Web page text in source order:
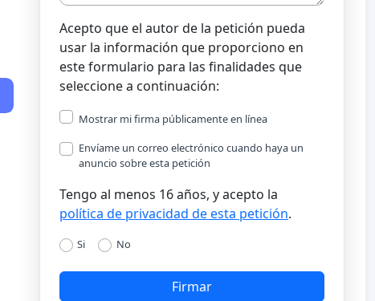
Acepto que el autor de la petición pueda
usar la información que proporciono en
este formulario para las finalidades que
seleccione a continuación:
Mostrar mi firma públicamente en línea
Envíame un correo electrónico cuando haya un
anuncio sobre esta petición
Tengo al menos 16 años, y acepto la
política de privacidad de esta petición.
Si No
Firmar